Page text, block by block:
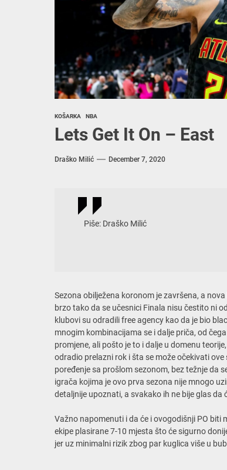
FIBA Basketball WC – Crna Gora
FIBA Basketball WC – Canada
FIBA Basketball WC – Avengers
KOŠARKA NBA
Lets Get It On – East
Draško Milić December 7, 2020
Piše: Draško Milić
Sezona obilježena koronom je završena, a
brzo tako da se učesnici Finala nisu čestito ni
klubovi su odradili free agency kao da je bio
mnogim kombinacijama se i dalje priča, od
promjene, ali pošto je to i dalje u domenu
odradio prelazni rok i šta se može očekivati
poređenje sa prošlom sezonom, bez težnje da
igrača kojima je ovo prva sezona nije mnogo
detaljnije upoznati, a svakako ih ne bije glas
Važno napomenuti i da će i ovogodišnji PO biti
ekipe plasirane 7-10 mjesta što će sigurno
jer uz minimalni rizik zbog par kuglica više u